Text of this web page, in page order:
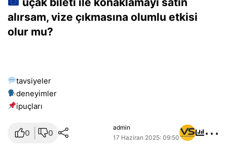
alırsam, vize çıkmasına olumlu etkisi
olur mu?
tavsiyeler
deneyimler
i̇puçları
0 0
admin
17 Haziran 2025: 09:50
⋯